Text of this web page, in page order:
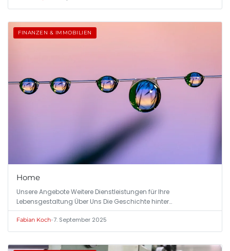
FINANZEN & IMMOBILIEN
Home
Unsere Angebote Weitere Dienstleistungen für Ihre
Lebensgestaltung Über Uns Die Geschichte hinter…
Fabian Koch•7. September 2025